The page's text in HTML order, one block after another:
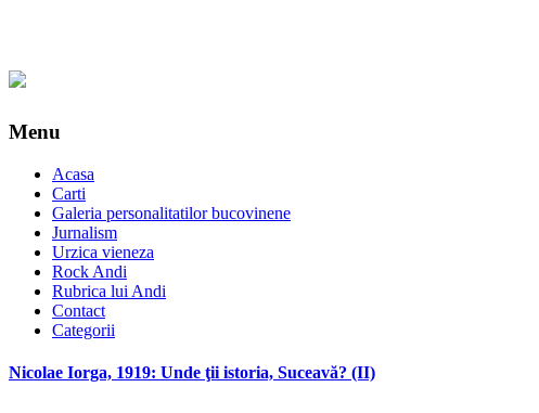
Menu
Acasa
Carti
Galeria personalitatilor bucovinene
Jurnalism
Urzica vieneza
Rock Andi
Rubrica lui Andi
Contact
Categorii
Nicolae Iorga, 1919: Unde ţii istoria, Suceavă? (II)